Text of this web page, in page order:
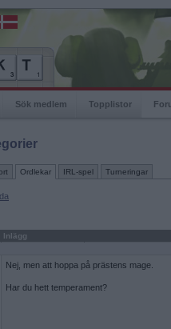
Sök medlem Topplistor
Ordlekar IRL-spel Turneringar
Inlägg
Nej, men att hoppa på prästens mage.
Har du hett temperament?